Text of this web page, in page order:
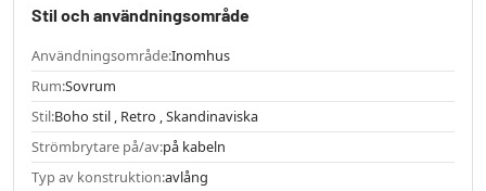
Stil och användningsområde
Användningsområde:Inomhus
Rum:Sovrum
Stil:Boho stil , Retro , Skandinaviska
Strömbrytare på/av:på kabeln
Typ av konstruktion:avlång